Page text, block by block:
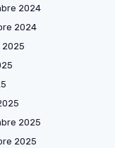
2024
2024
2025
2025
2025